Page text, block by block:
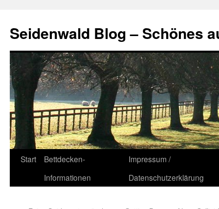
Seidenwald Blog – Schönes
Zum
Start
Bettdecken-
Informationen
Impressum /
Datenschutzerklärung